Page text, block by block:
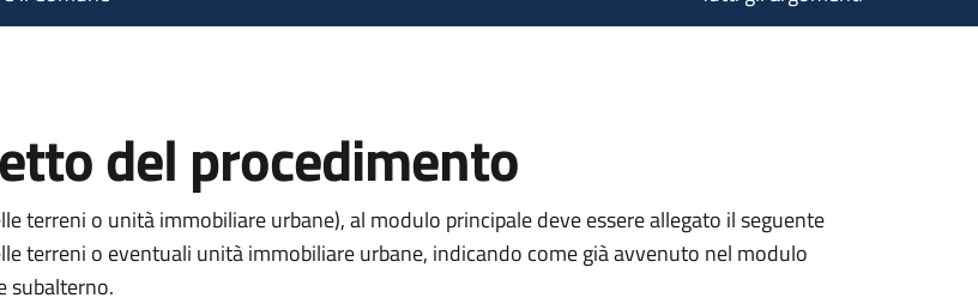
del procedimento
terreni o unità immobiliare urbane), al modulo principale deve essere allegato il seguente
terreni o eventuali unità immobiliare urbane, indicando come già avvenuto nel modulo
subalterno.